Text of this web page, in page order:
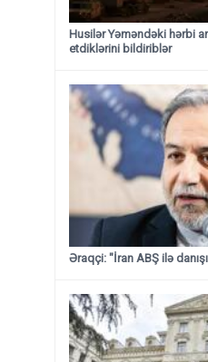
Husilər Yəməndəki hərbi
etdiklərini bildiriblər
Əraqçi: "İran ABŞ ilə